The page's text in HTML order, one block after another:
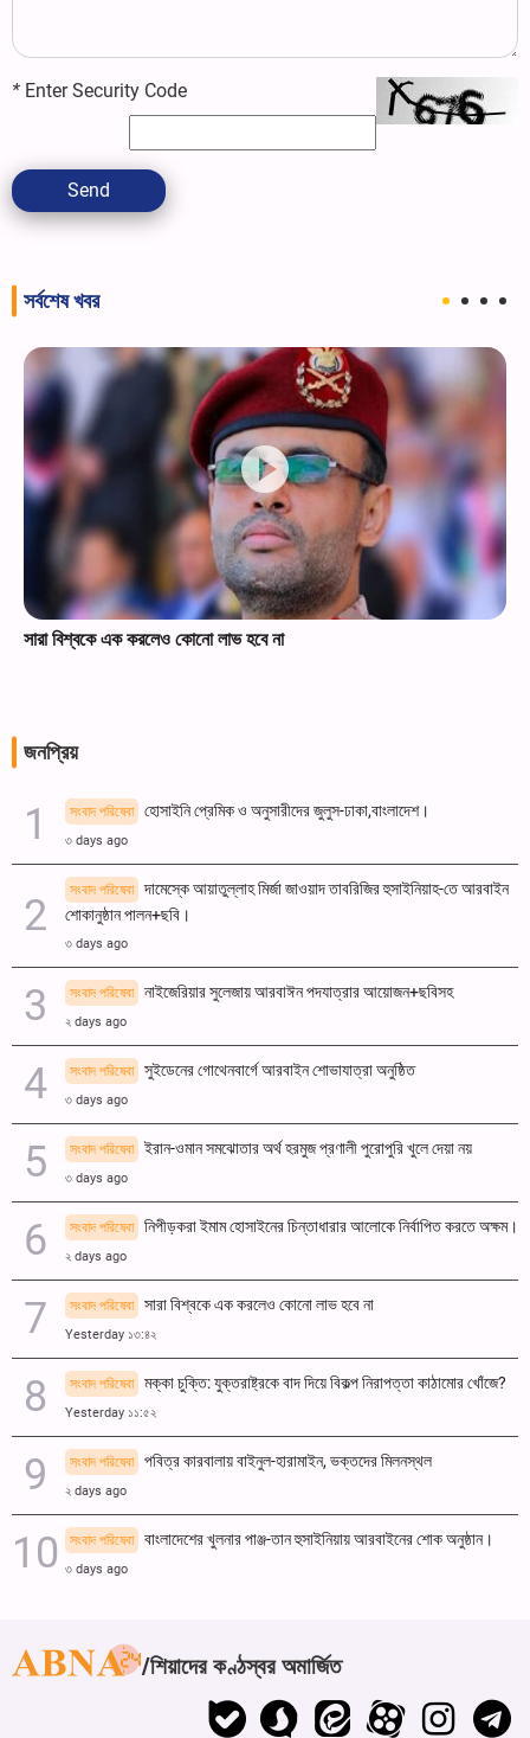
* Enter Security Code
Send
সর্বশেষ খবর
সারা বিশ্বকে এক করলেও কোনো লাভ হবে না
জনপ্রিয়
সংবাদ পরিষেবা হোসাইনি প্রেমিক ও অনুসারীদের জুলুস-ঢাকা,বাংলাদেশ।
৩ days ago
সংবাদ পরিষেবা
দামেস্কে আয়াতুল্লাহ মির্জা জাওয়াদ তাবরিজির হুসাইনিয়াহ-তে আরবাইন
শোকানুষ্ঠান পালন+ছবি।
৩ days ago
সংবাদ পরিষেবা নাইজেরিয়ার সুলেজায় আরবাঈন পদযাত্রার আয়োজন+ছবিসহ
২ days ago
সংবাদ পরিষেবা সুইডেনের গোথেনবার্গে আরবাইন শোভাযাত্রা অনুষ্ঠিত
৩ days ago
সংবাদ পরিষেবা ইরান-ওমান সমঝোতার অর্থ হরমুজ প্রণালী পুরোপুরি খুলে দেয়া নয়
৩ days ago
সংবাদ পরিষেবা নিপীড়করা ইমাম হোসাইনের চিন্তাধারার আলোকে নির্বাপিত করতে অক্ষম।
২ days ago
সংবাদ পরিষেবা সারা বিশ্বকে এক করলেও কোনো লাভ হবে না
Yesterday ১৩:৪২
সংবাদ পরিষেবা মক্কা চুক্তি: যুক্তরাষ্ট্রকে বাদ দিয়ে বিকল্প নিরাপত্তা কাঠামোর খোঁজে?
Yesterday ১১:৫২
সংবাদ পরিষেবা পবিত্র কারবালায় বাইনুল-হারামাইন, ভক্তদের মিলনস্থল
২ days ago
সংবাদ পরিষেবা বাংলাদেশের খুলনার পাঞ্জ-তান হুসাইনিয়ায় আরবাইনের শোক অনুষ্ঠান।
৩ days ago
শিয়াদের কণ্ঠস্বর অমার্জিত